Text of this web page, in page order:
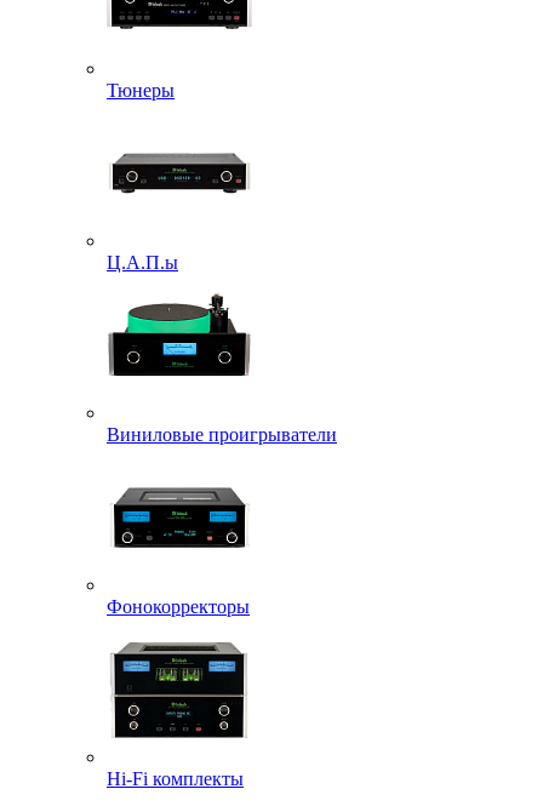
Тюнеры
Ц.А.П.ы
Виниловые проигрыватели
Фонокорректоры
Hi-Fi комплекты